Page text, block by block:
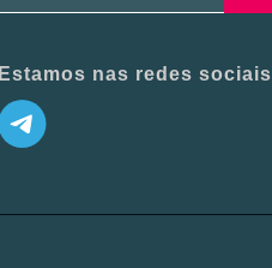
Estamos nas redes sociais